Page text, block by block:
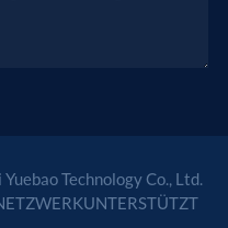
Technology Co., Ltd.